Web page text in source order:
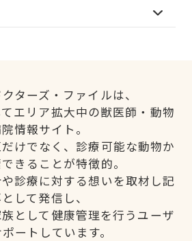
ターズ・ファイルは、
エリア拡大中の獣医師・動物
情報サイト。
けでなく、診療可能な動物か
きることが特徴的。
診療に対する想いを取材し記
して発信し、
として健康管理を行うユーザ
ートしています。